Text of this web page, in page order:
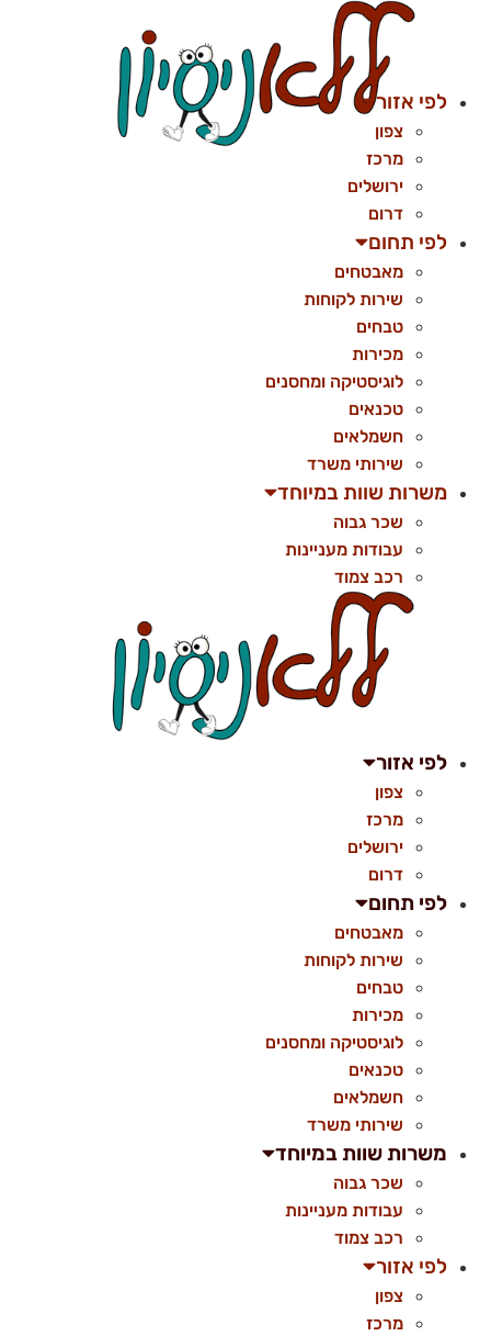
לפי אזור
צפון
מרכז
ירושלים
דרום
לפי תחום
מאבטחים
שירות לקוחות
טבחים
מכירות
לוגיסטיקה ומחסנים
טכנאים
חשמלאים
שירותי משרד
משרות שוות במיוחד
שכר גבוה
עבודות מעניינות
רכב צמוד
לפי אזור
צפון
מרכז
ירושלים
דרום
לפי תחום
מאבטחים
שירות לקוחות
טבחים
מכירות
לוגיסטיקה ומחסנים
טכנאים
חשמלאים
שירותי משרד
משרות שוות במיוחד
שכר גבוה
עבודות מעניינות
רכב צמוד
לפי אזור
צפון
מרכז